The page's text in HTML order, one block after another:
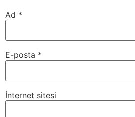
Ad *
E-posta *
İnternet sitesi